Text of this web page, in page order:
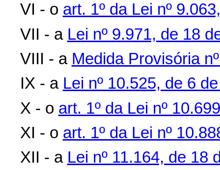
VI - o art. 1º da Lei nº
VII - a Lei nº 9.971, de 18
VIII - a Medida Provisória
IX - a Lei nº 10.525, de 6
X - o art. 1º da Lei nº
XI - o art. 1º da Lei nº
XII - a Lei nº 11.164, de 18